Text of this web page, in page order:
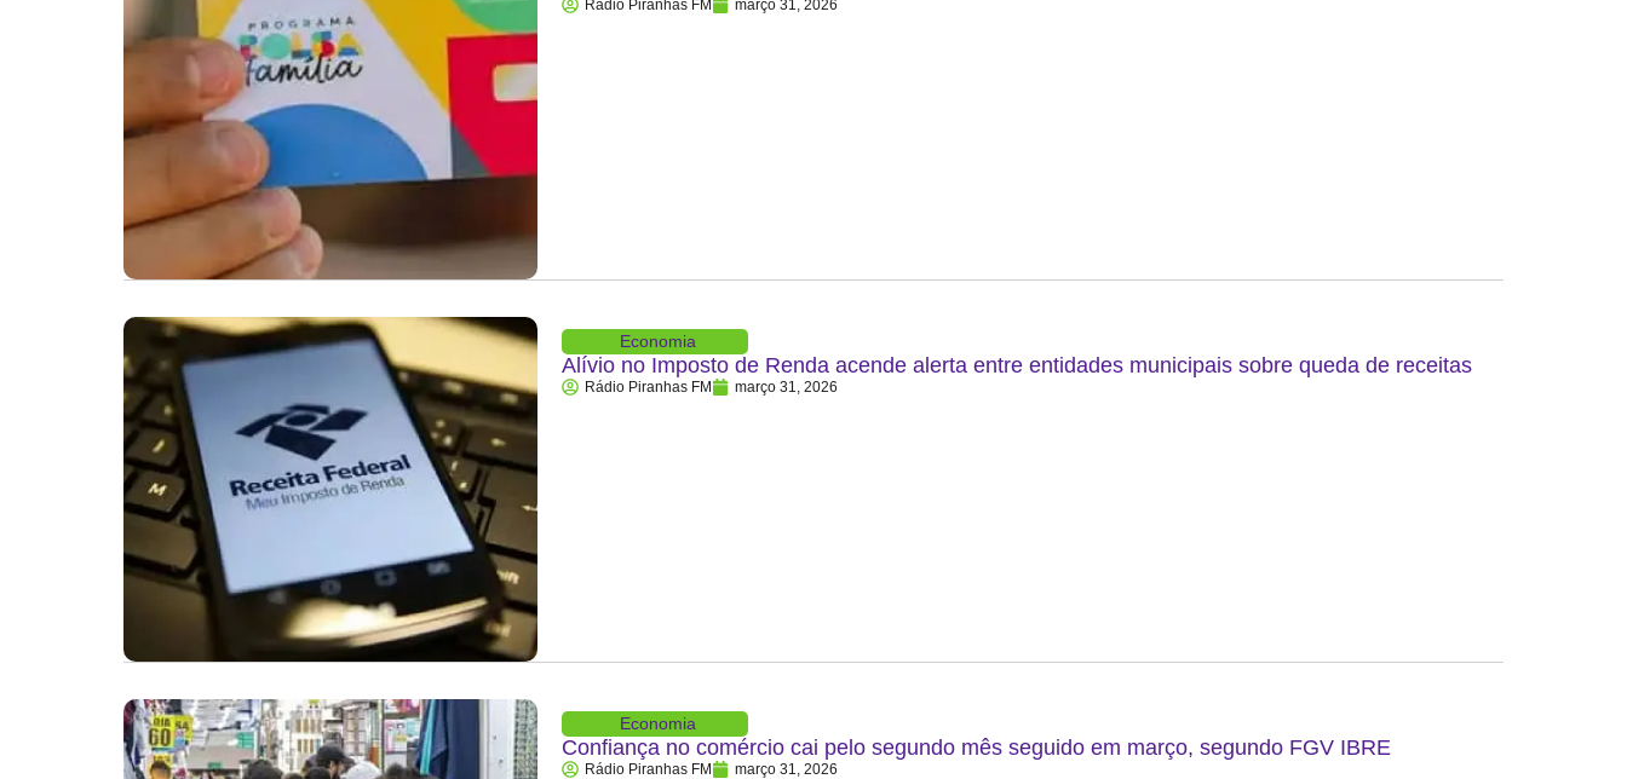
Rádio Piranhas FM março 31, 2026
Economia
Alívio no Imposto de Renda acende alerta entre entidades municipais sobre queda de receitas
Rádio Piranhas FM março 31, 2026
Economia
Confiança no comércio cai pelo segundo mês seguido em março, segundo FGV IBRE
Rádio Piranhas FM março 31, 2026